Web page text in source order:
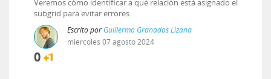
Veremos cómo identificar a qué relación está asignado el
subgrid para evitar errores.
Escrito por Guillermo Granados Lizana
miércoles 07agosto2024
0